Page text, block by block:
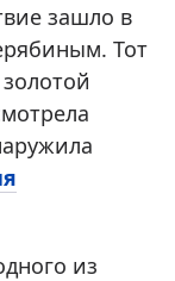
зашло в
Тот
из